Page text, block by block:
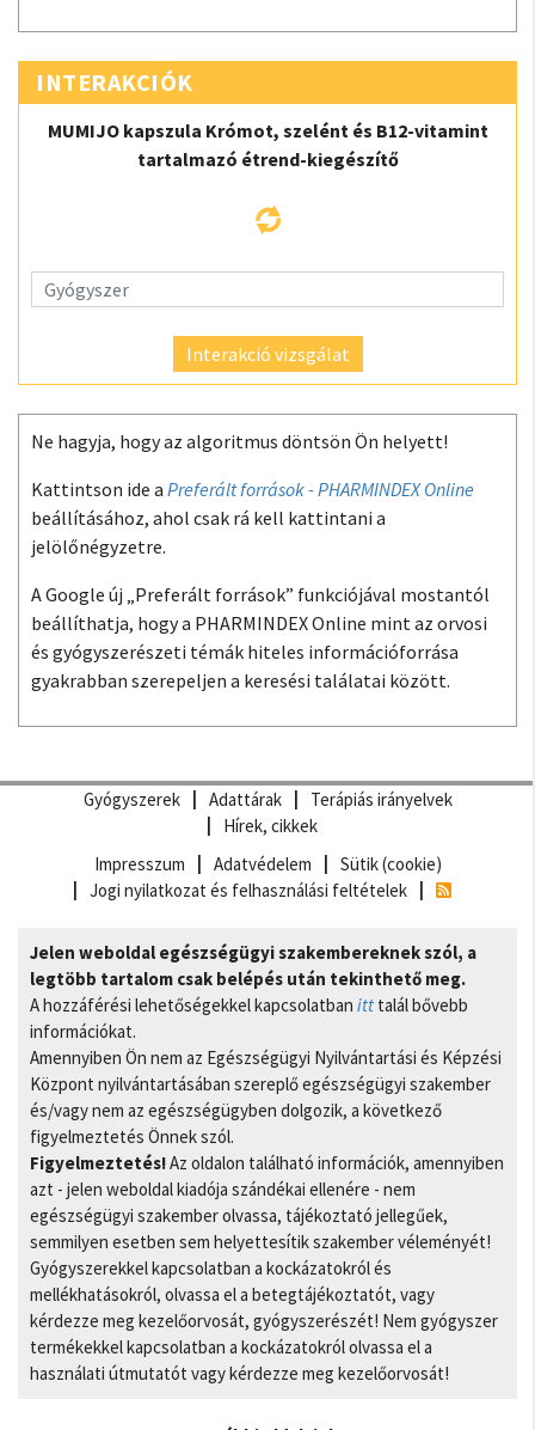
INTERAKCIÓK
MUMIJO kapszula Krómot, szelént és B12-vitamint
tartalmazó étrend-kiegészítő
Interakció vizsgálat
Ne hagyja, hogy az algoritmus döntsön Ön helyett!
Kattintson ide a Preferált források - PHARMINDEX Online
beállításához, ahol csak rá kell kattintani a
jelölőnégyzetre.
A Google új „Preferált források” funkciójával mostantól
beállíthatja, hogy a PHARMINDEX Online mint az orvosi
és gyógyszerészeti témák hiteles információforrása
gyakrabban szerepeljen a keresési találatai között.
Gyógyszerek Adattárak
Terápiás irányelvek
Hírek, cikkek
Impresszum
Adatvédelem
Sütik (cookie)
Jogi nyilatkozat és felhasználási feltételek
Jelen weboldal egészségügyi szakembereknek szól, a
legtöbb tartalom csak belépés után tekinthető meg.
A hozzáférési lehetőségekkel kapcsolatban itt talál bővebb
információkat.
Amennyiben Ön nem az Egészségügyi Nyilvántartási és Képzési
Központ nyilvántartásában szereplő egészségügyi szakember
és/vagy nem az egészségügyben dolgozik, a következő
figyelmeztetés Önnek szól.
Figyelmeztetés!Az oldalon található információk, amennyiben
azt - jelen weboldal kiadója szándékai ellenére - nem
egészségügyi szakember olvassa, tájékoztató jellegűek,
semmilyen esetben sem helyettesítik szakember véleményét!
Gyógyszerekkel kapcsolatban a kockázatokról és
mellékhatásokról, olvassa el a betegtájékoztatót, vagy
kérdezze meg kezelőorvosát, gyógyszerészét! Nem gyógyszer
termékekkel kapcsolatban a kockázatokról olvassa el a
használati útmutatót vagy kérdezze meg kezelőorvosát!